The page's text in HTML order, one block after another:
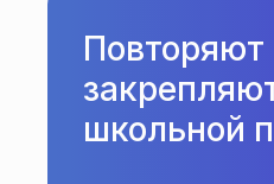
Повторяют
школьной